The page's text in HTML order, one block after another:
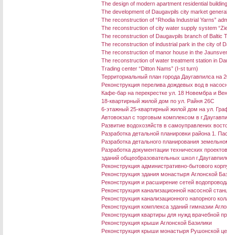
The design of modern apartment residential building
The development of Daugavpils city market
The reconstruction of “Rhodia Industrial Yarns”
The reconstruction of city water supply system
The reconstruction of Daugavpils branch of Baltic
The reconstruction of industrial park in the city of
The reconstruction of manor house in the
The reconstruction of water treatment station in
Trading center “Ditton Nams” (I-st turn)
Территориальный план города Даугавпилса на
Реконструкция перелива дождевых вод в
Кафе-бар на перекрестке ул. 18 Новембра и
18-квартирный жилой дом по ул. Райня 26C
6-этажный 25-квартирный жилой дом на ул.
Aвтовокзал с торговым комплексом в
Развитие водохозяйств в самоуправлених
Разработка детальной планировки района 1.
Разработка детального планирования
Разработка документации технических
зданий общеобразовательных школ
Реконструкция административно-бытового
Реконструкция здания монастыря Аглонской
Реконструкция и расширение сетей
Реконструкция канализационной насосной
Реконструкция канализационного напорного
Реконструкция комплекса зданий гимназии
Реконструкция квартиры для нужд врачебной
Реконструкция крыши Аглонской Базилики
Реконструкция крыши монастыря Рушонской